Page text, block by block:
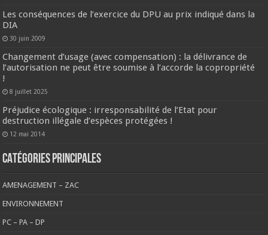
Les conséquences de l’exercice du DPU au prix indiqué dans la
DIA
30 juin 2009
Changement d’usage (avec compensation) : la délivrance de
l’autorisation ne peut être soumise à l’accorde la copropriété
!
8 juillet 2025
Préjudice écologique : irresponsabilité de l’Etat pour
destruction illégale d’espèces protégées !
12 mai 2014
CATÉGORIES PRINCIPALES
AMENAGEMENT – ZAC
ENVIRONNEMENT
PC – PA – DP